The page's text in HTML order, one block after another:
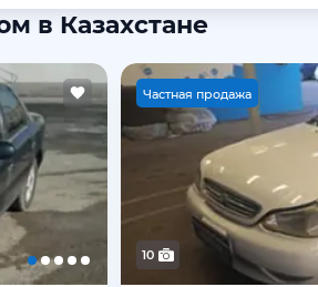
в Казахстане
Частная продажа
10